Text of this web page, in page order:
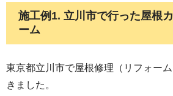
施工例1. 立川市で行った屋根
ーム
東京都立川市で屋根修理（リフォー
きました。